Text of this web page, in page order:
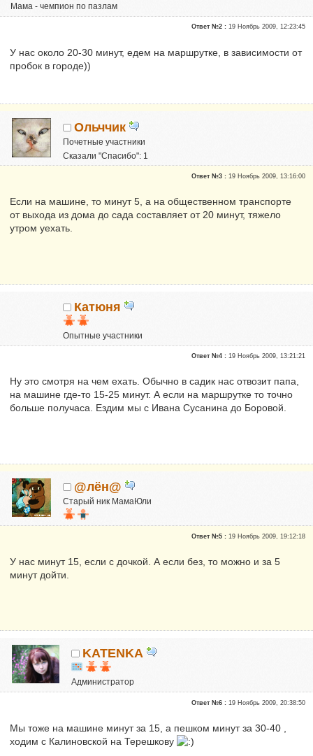
Мама - чемпион по пазлам
Репутация:
Ответ №2 :19 Ноябрь 2009, 12:23:45
У нас около 20-30 минут, едем на маршрутке, в зависимости от
пробок в городе))
Ольччик
Почетные участники
Сказали "Спасибо": 1
Ответ №3 :19 Ноябрь 2009, 13:16:00
Если на машине, то минут 5, а на общественном транспорте
от выхода из дома до сада составляет от 20 минут, тяжело
утром уехать.
Катюня
Опытные участники
Репутация:0
Ответ №4 :19 Ноябрь 2009, 13:21:21
Ну это смотря на чем ехать. Обычно в садик нас отвозит папа,
на машине где-то 15-25 минут. А если на маршрутке то точно
больше получаса. Ездим мы с Ивана Сусанина до Боровой.
@лён@
Старый ник МамаЮли
Сказали "Спасибо": 7164
Репутация:
Ответ №5 :19 Ноябрь 2009, 19:12:18
У нас минут 15, если с дочкой. А если без, то можно и за 5
минут дойти.
KATENKA
Администратор
Ответ №6 :19 Ноябрь 2009, 20:38:50
Мы тоже на машине минут за 15, а пешком минут за 30-40 ,
ходим с Калиновской на Терешкову